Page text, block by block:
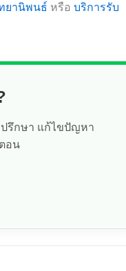
ยานิพนธ์ หรือ บริการรับ
รึกษา แก้ไขปัญหา
อน